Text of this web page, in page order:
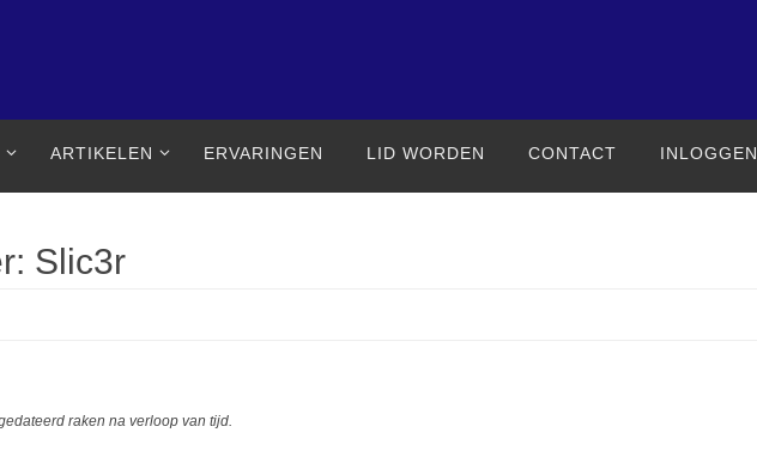
ARTIKELEN ERVARINGEN LID WORDEN CONTACT INLOGGEN
Slic3r
raken na verloop van tijd.